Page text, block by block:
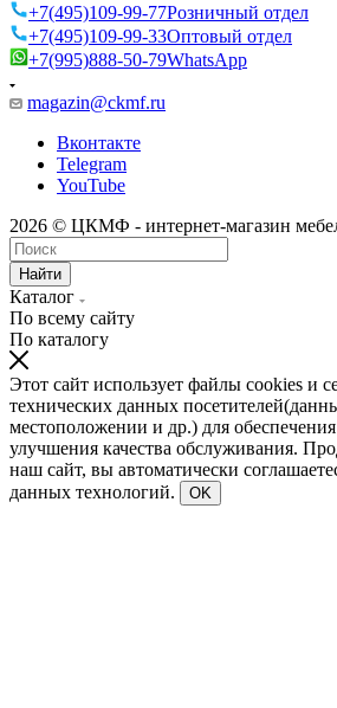
+7(495)109-99-77Розничный отдел
+7(495)109-99-33Оптовый отдел
+7(995)888-50-79WhatsApp
magazin@ckmf.ru
Вконтакте
Telegram
YouTube
2026 © ЦКМФ - интернет-магазин
Найти
Каталог
По всему сайту
По каталогу
Этот сайт использует файлы cookies и
технических данных
местоположении и др.) для
улучшения качества обслуживания.
наш сайт, вы автоматически
данных технологий.
OK